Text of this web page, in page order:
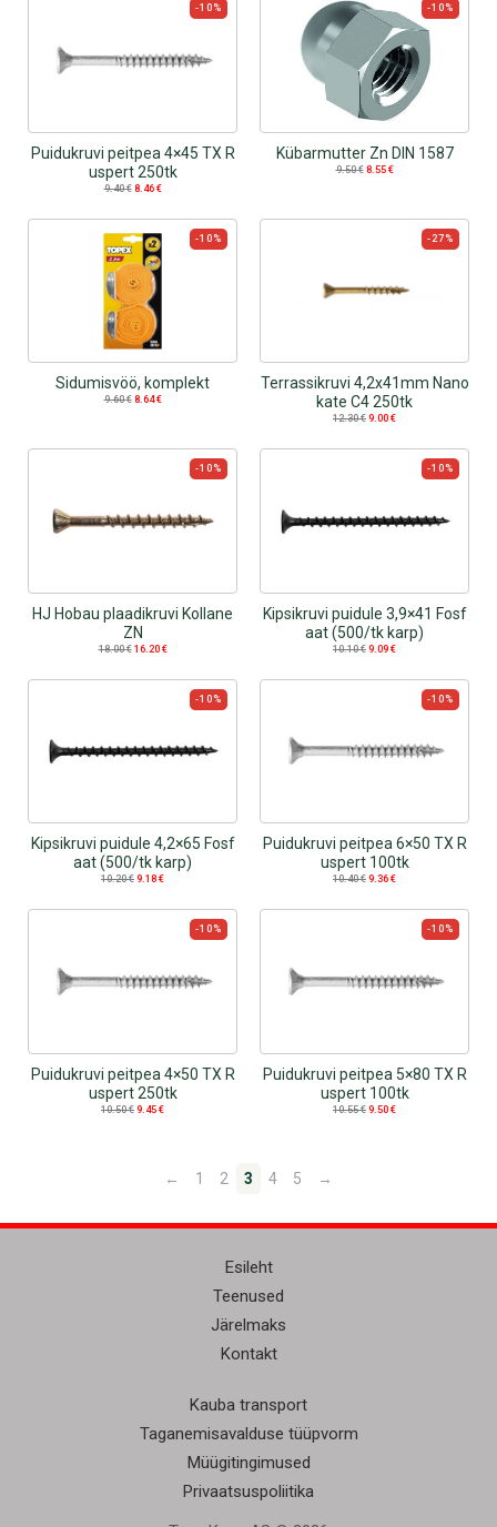
-10%
Puidukruvi peitpea 4×45 TX R
uspert 250tk
9.40€ 8.46 €
-10%
Kübarmutter Zn DIN 1587
9.50€ 8.55 €
-10%
Sidumisvöö, komplekt
9.60€ 8.64€
-27%
Terrassikruvi 4,2x41mm Nano
kate C4 250tk
12.30€ 9.00 €
-10%
HJ Hobau plaadikruvi Kollane
ZN
18.00€ 16.20 €
-10%
Kipsikruvi puidule 3,9×41 Fosf
aat (500/tk karp)
10.10€ 9.09 €
-10%
Kipsikruvi puidule 4,2×65 Fosf
aat (500/tk karp)
10.20€ 9.18 €
-10%
Puidukruvi peitpea 6×50 TX R
uspert 100tk
10.40€ 9.36 €
-10%
Puidukruvi peitpea 4×50 TX R
uspert 250tk
10.50€ 9.45 €
-10%
Puidukruvi peitpea 5×80 TX R
uspert 100tk
10.55€ 9.50 €
← 1 2 3 4 5 →
Esileht
Teenused
Järelmaks
Kontakt
Kauba transport
Taganemisavalduse tüüpvorm
Müügitingimused
Privaatsuspoliitika